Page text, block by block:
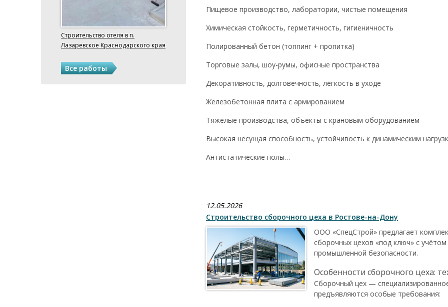
Пищевое производство, лаборатории, чистые помещения
Химическая стойкость, герметичность, гигиеничность
Полированный бетон (топпинг + пропитка)
Торговые залы, шоу-румы, офисные пространства
Декоративность, долговечность, лёгкость в уходе
Железобетонная плита с армированием
Тяжёлые производства, объекты с крановым оборудованием
Высокая несущая способность, устойчивость к динамическим
Антистатические полы…
12.05.2026
Строительство сборочного цеха в Ростове-на-Дону
ООО «СпецСтрой» предлагает
сборочных цехов «под ключ» с
промышленной безопасности.
Особенности сборочного цеха:
Сборочный цех —
предъявляются особые требования:
Строительство отеля в п.
Лазаревское Краснодарского края
Все работы